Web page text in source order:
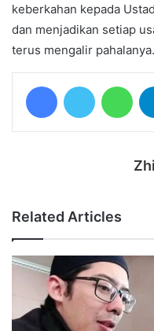
keberkahan kepada
dan menjadikan setiap
terus mengalir
Related Articles